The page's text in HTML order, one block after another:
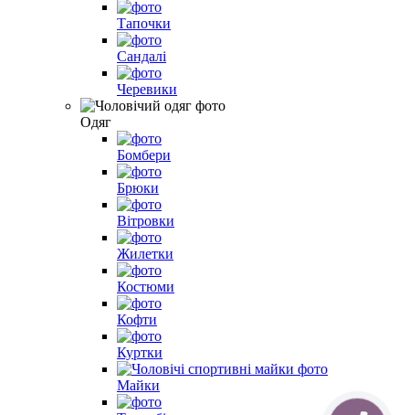
Тапочки
Сандалі
Черевики
Одяг
Бомбери
Брюки
Вітровки
Жилетки
Костюми
Кофти
Куртки
Майки